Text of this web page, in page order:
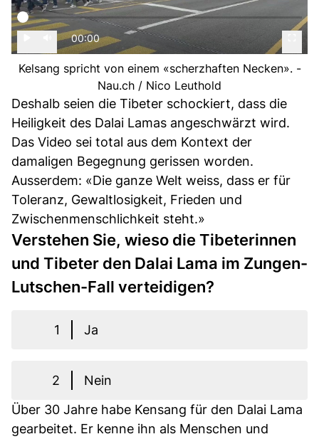
00:00
Kelsang spricht von einem «scherzhaften Necken». -
Nau.ch / Nico Leuthold
Deshalb seien die Tibeter schockiert, dass die
Heiligkeit des Dalai Lamas angeschwärzt wird.
Das Video sei total aus dem Kontext der
damaligen Begegnung gerissen worden.
Ausserdem: «Die ganze Welt weiss, dass er für
Toleranz, Gewaltlosigkeit, Frieden und
Zwischenmenschlichkeit steht.»
Verstehen Sie, wieso die Tibeterinnen
und Tibeter den Dalai Lama im Zungen-
Lutschen-Fall verteidigen?
1 Ja
2
Nein
Über 30 Jahre habe Kensang für den Dalai Lama
gearbeitet. Er kenne ihn als Menschen und